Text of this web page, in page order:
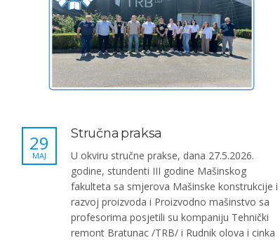
Stručna praksa
29
MAJ
U okviru stručne prakse, dana 27.5.2026.
godine, stundenti III godine Mašinskog
fakulteta sa smjerova Mašinske konstrukcije i
razvoj proizvoda i Proizvodno mašinstvo sa
profesorima posjetili su kompaniju Tehnički
remont Bratunac /TRB/ i Rudnik olova i cinka